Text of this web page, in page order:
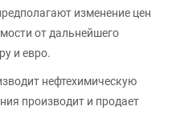
изменение цен
от дальнейшего
и евро.
нефтехимическую
производит и продает